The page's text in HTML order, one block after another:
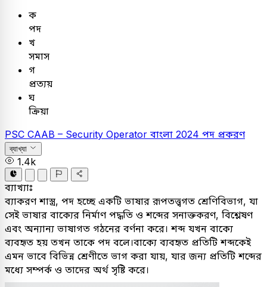
ক
পদ
খ
সমাস
গ
প্রত্যয়
ঘ
ক্রিয়া
PSC CAAB – Security Operator বাংলা 2024 পদ প্রকরণ
ব্যাখ্যা
1.4k
ব্যাখ্যাঃ
ব্যাকরণ শাস্ত্র, পদ হচ্ছে একটি ভাষার রূপতত্ত্বগত শ্রেণিবিভাগ, যা
সেই ভাষার বাক্যের নির্মাণ পদ্ধতি ও শব্দের সনাক্তকরণ, বিশ্লেষণ
এবং অন্যান্য ভাষাগত গঠনের বর্ণনা করে। শব্দ যখন বাক্যে
ব্যবহৃত হয় তখন তাকে পদ বলে।বাক্যে ব্যবহৃত প্রতিটি শব্দকেই
এমন ভাবে বিভিন্ন শ্রেণীতে ভাগ করা যায়, যার জন্য প্রতিটি শব্দের
মধ্যে সম্পর্ক ও তাদের অর্থ সৃষ্টি করে।